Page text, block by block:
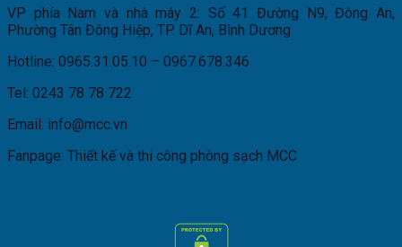
VP phía Nam và nhà máy 2: Số 41 Đường N9, Đông An,
Phường Tân Đông Hiệp, TP. Dĩ An, Bình Dương
Hotline: 0965.31.05.10 – 0967.678.346
Tel: 0243 78 78 722
Email: info@mcc.vn
Fanpage: Thiết kế và thi công phòng sạch MCC